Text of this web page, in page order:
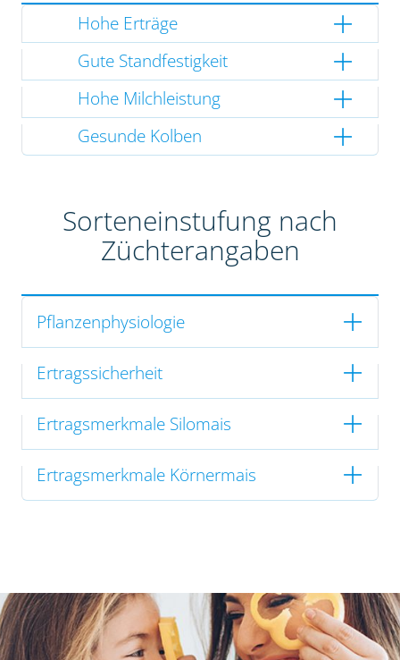
Hohe Erträge
Gute Standfestigkeit
Hohe Milchleistung
Gesunde Kolben
Sorteneinstufung nach
Züchterangaben
Pflanzenphysiologie
Ertragssicherheit
Ertragsmerkmale Silomais
Ertragsmerkmale Körnermais